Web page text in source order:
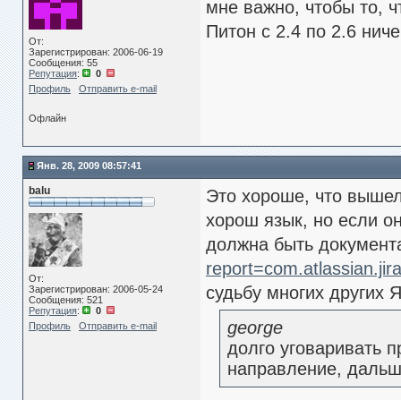
От:
Зарегистрирован: 2006-06-19
Сообщения: 55
Репутация:
0
Профиль
Отправить e-mail
мне важно, чтобы то,
Питон с 2.4 по 2.6
Офлайн
Янв. 28, 2009 08:57:41
balu
От:
Зарегистрирован: 2006-05-24
Сообщения: 521
Репутация:
0
Профиль
Отправить e-mail
Это хороше, что
хорош язык, но если
должна быть
судьбу многих других
george
долго уговаривать
направление,